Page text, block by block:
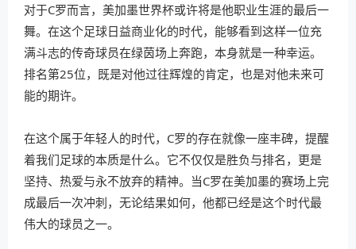
对于C罗而言，美加墨世界杯或许将是他职业生涯的最后一
舞。在这个足球日益商业化的时代，能够看到这样一位充
满斗志的传奇球员在绿茵场上奔跑，本身就是一种幸运。
排名第25位，既是对他过往辉煌的肯定，也是对他未来可
能的期许。
在这个属于年轻人的时代，C罗的存在就像一座丰碑，提醒
着我们足球的本质是什么。它不仅仅是胜负与排名，更是
坚持、热爱与永不放弃的精神。当C罗在美加墨的赛场上完
成最后一次冲刺，无论结果如何，他都已经是这个时代最
伟大的球员之一。